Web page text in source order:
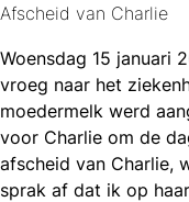
Afscheid van Charlie
Woensdag 15 januari
vroeg naar het
moedermelk werd
voor Charlie om de
afscheid van Charlie,
sprak af dat ik op